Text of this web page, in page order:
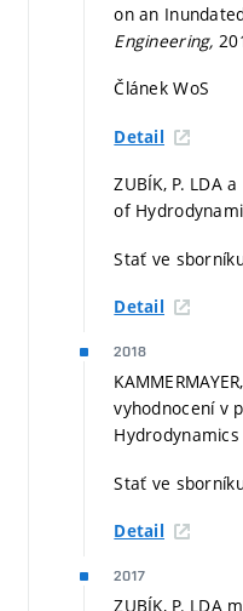
on an
Engineering,
Článek WoS
Detail
ZUBÍK, P. LDA
of
Stať ve
Detail
2018
vyhodnocení v
Stať ve
Detail
2017
ZUBÍK, P. LDA